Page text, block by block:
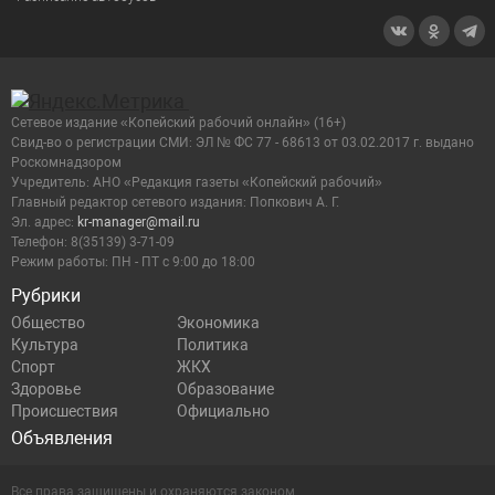
Рубрики
Общество
Экономика
Культура
Политика
Спорт
ЖКХ
Здоровье
Образование
Происшествия
Официально
Объявления
Сетевое издание «Копейский рабочий онлайн» (16+)
Cвид-во о регистрации СМИ: ЭЛ № ФС 77 - 68613 от 03.02.2017 г. выдано
Роскомнадзором
Учредитель: АНО «Редакция газеты «Копейский рабочий»
Главный редактор сетевого издания: Попкович А. Г.
Эл. адрес: kr-manager@mail.ru
Телефон: 8(35139) 3-71-09
Режим работы: ПН - ПТ с 9:00 до 18:00
Все права защищены и охраняются законом.